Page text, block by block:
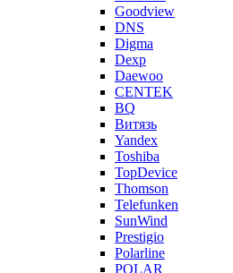
Goodview
DNS
Digma
Dexp
Daewoo
CENTEK
BQ
Витязь
Yandex
Toshiba
TopDevice
Thomson
Telefunken
SunWind
Prestigio
Polarline
POLAR